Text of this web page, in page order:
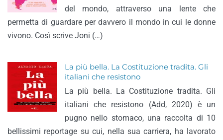
del mondo, attraverso una lente che
permetta di guardare per davvero il mondo in cui le donne
vivono. Così scrive Joni (…)
La più bella. La Costituzione tradita. Gli
italiani che resistono
La più bella. La Costituzione tradita. Gli
italiani che resistono (Add, 2020) è un
pugno nello stomaco, una raccolta di 10
bellissimi reportage su cui, nella sua carriera, ha lavorato